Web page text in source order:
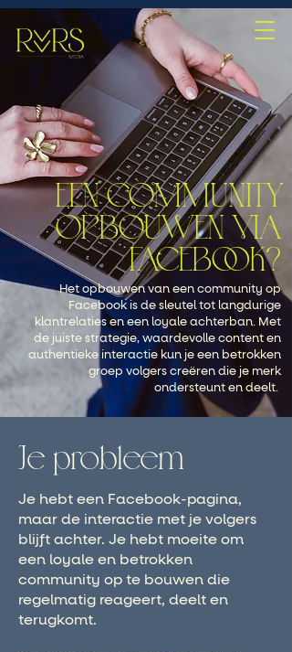
EEN COMMUNITY
OPBOUWEN VIA
FACEBOOK?
Het opbouwen van een community op
Facebook is de sleutel tot langdurige
klantrelaties en een loyale achterban. Met
de juiste strategie, waardevolle content en
authentieke interactie kun je een betrokken
groep volgers creëren die je merk
ondersteunt en deelt.
Je probleem
Je hebt een Facebook-pagina,
maar de interactie met je volgers
blijft achter. Je hebt moeite om
een loyale en betrokken
community op te bouwen die
regelmatig reageert, deelt en
terugkomt.